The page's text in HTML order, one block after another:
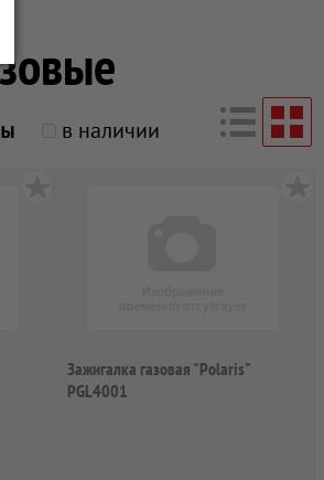
в наличии
Зажигалка газовая "Polaris"
PGL4001